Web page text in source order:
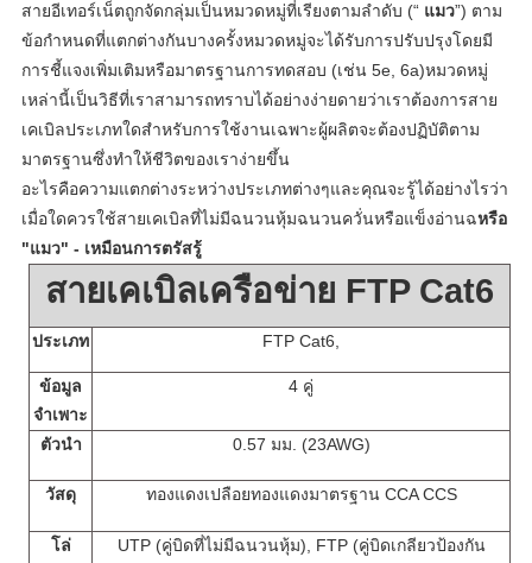
สายอีเทอร์เน็ตถูกจัดกลุ่มเป็นหมวดหมู่ที่เรียงตามลำดับ (“ แมว”) ตาม
ข้อกำหนดที่แตกต่างกันบางครั้งหมวดหมู่จะได้รับการปรับปรุงโดยมี
การชี้แจงเพิ่มเติมหรือมาตรฐานการทดสอบ (เช่น 5e, 6a)หมวดหมู่
เหล่านี้เป็นวิธีที่เราสามารถทราบได้อย่างง่ายดายว่าเราต้องการสาย
เคเบิลประเภทใดสำหรับการใช้งานเฉพาะผู้ผลิตจะต้องปฏิบัติตาม
มาตรฐานซึ่งทำให้ชีวิตของเราง่ายขึ้น
อะไรคือความแตกต่างระหว่างประเภทต่างๆและคุณจะรู้ได้อย่างไรว่า
เมื่อใดควรใช้สายเคเบิลที่ไม่มีฉนวนหุ้มฉนวนควั่นหรือแข็งอ่านฉหรือ
"แมว" - เหมือนการตรัสรู้
สายเคเบิลเครือข่าย FTP Cat6
ประเภท FTP Cat6,
ข้อมูล
จำเพาะ
4 คู่
ตัวนำ 0.57 มม. (23AWG)
วัสดุ ทองแดงเปลือยทองแดงมาตรฐาน CCA CCS
โล่
UTP (คู่บิดที่ไม่มีฉนวนหุ้ม), FTP (คู่บิดเกลียวป้องกัน